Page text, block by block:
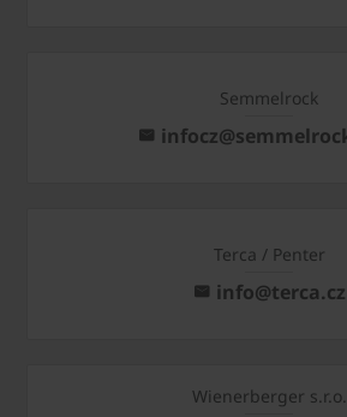
Semmelrock
Terca / Penter
info@terca.cz
Wienerberger s.r.o.